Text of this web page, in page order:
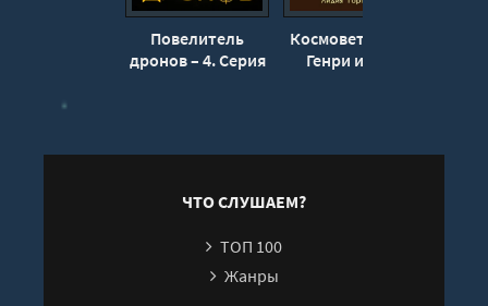
Повелитель
дронов – 4. Серия
Космоветеринар
Генри и дело
ЧТО СЛУШАЕМ?
ТОП 100
Жанры